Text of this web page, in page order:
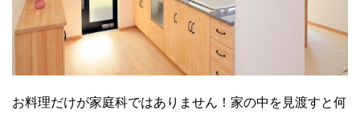
お料理だけが家庭科ではありません！家の中を見渡すと何